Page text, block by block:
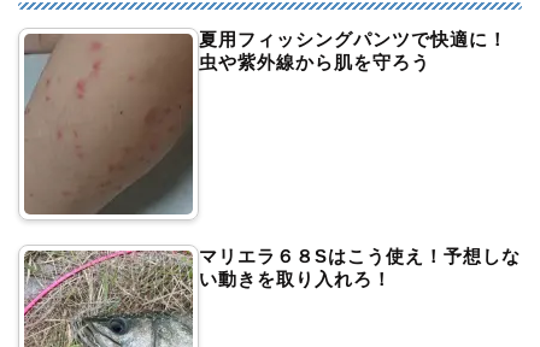
夏用フィッシングパンツで快適に！
虫や紫外線から肌を守ろう
マリエラ６８Sはこう使え！予想しな
い動きを取り入れろ！